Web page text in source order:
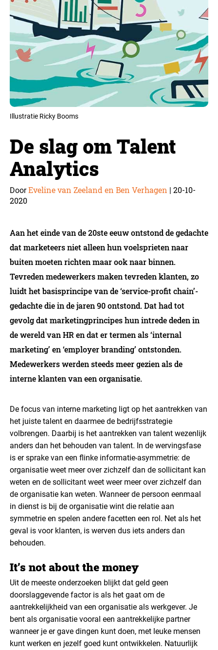
Illustratie Ricky Booms
De slag om Talent
Analytics
DoorEveline van Zeeland en Ben Verhagen | 20-10-
2020
Aan het einde van de 20ste eeuw ontstond de gedachte
dat marketeers niet alleen hun voelsprieten naar
buiten moeten richten maar ook naar binnen.
Tevreden medewerkers maken tevreden klanten, zo
luidt het basisprincipe van de ‘service-profit chain’-
gedachte die in de jaren 90 ontstond. Dat had tot
gevolg dat marketingprincipes hun intrede deden in
de wereld van HR en dat er termen als ‘internal
marketing’ en ‘employer branding’ ontstonden.
Medewerkers werden steeds meer gezien als de
interne klanten van een organisatie.
De focus van interne marketing ligt op het aantrekken van
het juiste talent en daarmee de bedrijfsstrategie
volbrengen. Daarbij is het aantrekken van talent wezenlijk
anders dan het behouden van talent. In de wervingsfase
is er sprake van een flinke informatie-asymmetrie: de
organisatie weet meer over zichzelf dan de sollicitant kan
weten en de sollicitant weet weer meer over zichzelf dan
de organisatie kan weten. Wanneer de persoon eenmaal
in dienst is bij de organisatie wint die relatie aan
symmetrie en spelen andere facetten een rol. Net als het
geval is voor klanten, is werven dus iets anders dan
behouden.
It’s not about the money
Uit de meeste onderzoeken blijkt dat geld geen
doorslaggevende factor is als het gaat om de
aantrekkelijkheid van een organisatie als werkgever. Je
bent als organisatie vooral een aantrekkelijke partner
wanneer je er gave dingen kunt doen, met leuke mensen
kunt werken en jezelf goed kunt ontwikkelen. Natuurlijk